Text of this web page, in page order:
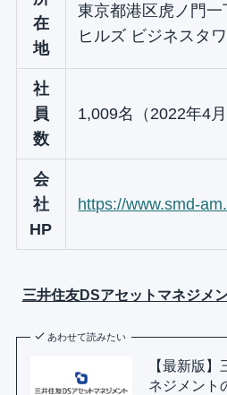
在
地
東京都港区虎ノ門
ヒルズ ビジネスタ
社
員
数
1,009名（2022年4月
会
社
HP
https://www.smd-
三井住友DSアセットマネジメ
あわせて読みたい
【最新版
ネジメント